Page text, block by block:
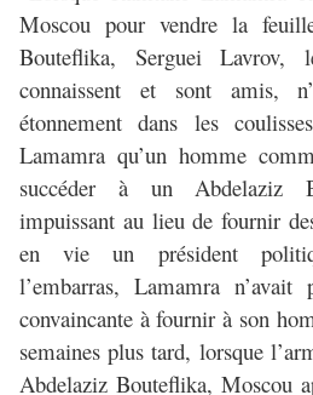
Moscou pour vendre la
Bouteflika, Serguei Lavrov,
connaissent et sont amis,
étonnement dans les
Lamamra qu’un homme
succéder à un Abdelaziz
impuissant au lieu de fournir
en vie un président
l’embarras, Lamamra
convaincante à fournir à son
semaines plus tard, lorsque
Abdelaziz Bouteflika, Moscou